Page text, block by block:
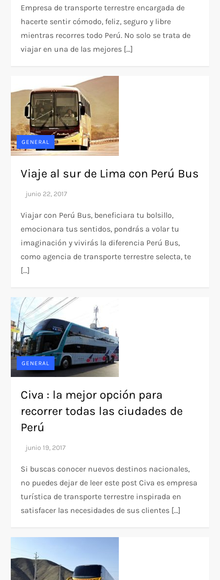
Empresa de transporte terrestre encargada de
hacerte sentir cómodo, feliz, seguro y libre
mientras recorres todo Perú. No solo se trata de
viajar en una de las mejores […]
GENERAL
Viaje al sur de Lima con Perú Bus
Viajar con Perú Bus, beneficiara tu bolsillo,
emocionara tus sentidos, pondrás a volar tu
imaginación y vivirás la diferencia Perú Bus,
como agencia de transporte terrestre selecta, te
[…]
GENERAL
Civa : la mejor opción para
recorrer todas las ciudades de
Perú
Si buscas conocer nuevos destinos nacionales,
no puedes dejar de leer este post Civa es empresa
turística de transporte terrestre inspirada en
satisfacer las necesidades de sus clientes […]